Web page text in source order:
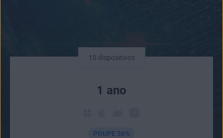
10 dispositivos
1 ano
POUPE 36%